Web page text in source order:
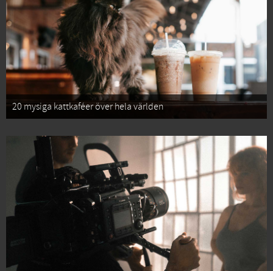
20 mysiga kattkaféer över hela världen